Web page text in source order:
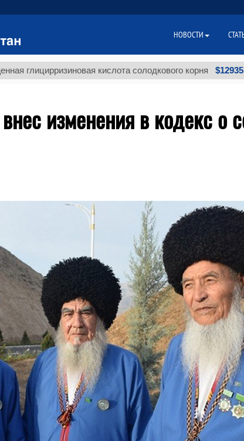
кислота солодкового корня $12935,18
изменения в кодекс о
НОВОСТИ